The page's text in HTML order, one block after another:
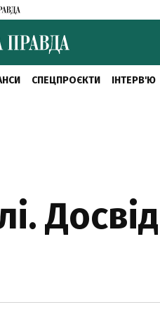
СПЕЦПРОЄКТИ ІНТЕРВ'Ю